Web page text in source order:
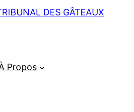
DES GÂTEAUX
Propos